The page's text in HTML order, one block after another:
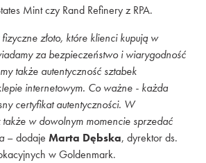
Mint czy Rand Refinery z RPA.
złoto, które klienci kupują w
za bezpieczeństwo i wiarygodność
także autentyczność sztabek
internetowym. Co ważne - każda
certyfikat autentyczności. W
w dowolnym momencie sprzedać
– dodajeMarta Dębska, dyrektor ds.
w Goldenmark.